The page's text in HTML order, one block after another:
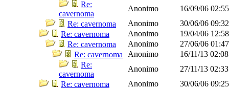
Re:
cavernoma
Anonimo 16/09/06
Re: cavernoma
Anonimo 30/06/06
Re: cavernoma
Anonimo 19/04/06
Re: cavernoma
Anonimo 27/06/06
Re: cavernoma
Anonimo 16/11/13
Re:
cavernoma
Anonimo 27/11/13
Re: cavernoma
Anonimo 30/06/06